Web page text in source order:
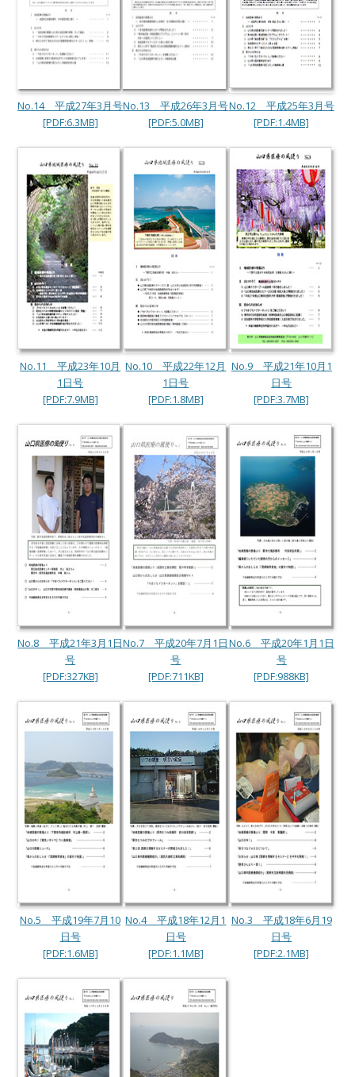
No.14 平成27年3月号
[PDF:6.3MB]
No.13 平成26年3月号
[PDF:5.0MB]
No.12 平成25年3月号
[PDF:1.4MB]
No.11 平成23年10月
1日号
[PDF:7.9MB]
No.10 平成22年12月
1日号
[PDF:1.8MB]
No.9 平成21年10月1
日号
[PDF:3.7MB]
No.8 平成21年3月1日
号
[PDF:327KB]
No.7 平成20年7月1日
号
[PDF:711KB]
No.6 平成20年1月1日
号
[PDF:988KB]
No.5 平成19年7月10
日号
[PDF:1.6MB]
No.4 平成18年12月1
日号
[PDF:1.1MB]
No.3 平成18年6月19
日号
[PDF:2.1MB]